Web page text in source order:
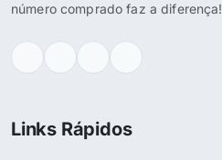
número comprado faz a diferença!
Links Rápidos